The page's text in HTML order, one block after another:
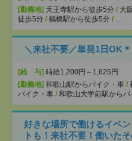
[勤務地] 天王寺駅から徒歩5分 / 大
徒歩5分 / 鶴橋駅から徒歩5分 / …
＼来社不要／単発1日OK
[給 与] 時給1,200円～1,625円
[勤務地] 和歌山駅からバイク・車 /
バイク・車 / 和歌山大学前駅からバ
好きな場所で働けるイベ
トも！来社不要！働いた